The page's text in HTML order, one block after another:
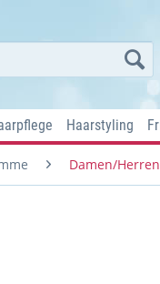
Haarstyling
Damen/